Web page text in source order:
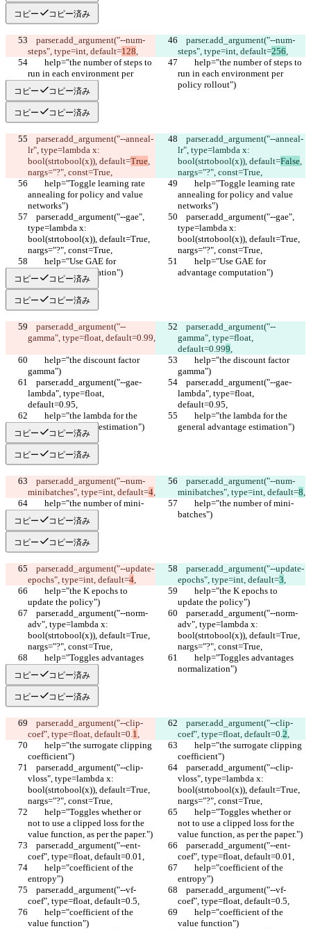
コピー コピー済み
steps", type=int, default=128,
steps", type=int, default=256,
run in each environment per
policy rollout")
run in each environment per
policy rollout")
コピー コピー済み
コピー コピー済み
lr", type=lambda x:
bool(strtobool(x)), default=True,
nargs="?", const=True,
lr", type=lambda x:
bool(strtobool(x)), default=False,
nargs="?", const=True,
annealing for policy and value
networks")
annealing for policy and value
networks")
type=lambda x:
bool(strtobool(x)), default=True,
nargs="?", const=True,
type=lambda x:
bool(strtobool(x)), default=True,
nargs="?", const=True,
advantage computation")
advantage computation")
コピー コピー済み
コピー コピー済み
gamma", type=float, default=0.99,
gamma", type=float,
default=0.999,
gamma")
gamma")
lambda", type=float,
default=0.95,
lambda", type=float,
default=0.95,
general advantage estimation")
general advantage estimation")
コピー コピー済み
コピー コピー済み
minibatches", type=int, default=4,
minibatches", type=int, default=8,
batches")
batches")
コピー コピー済み
コピー コピー済み
epochs", type=int, default=4,
epochs", type=int, default=3,
update the policy")
update the policy")
adv", type=lambda x:
bool(strtobool(x)), default=True,
nargs="?", const=True,
adv", type=lambda x:
bool(strtobool(x)), default=True,
nargs="?", const=True,
normalization")
normalization")
コピー コピー済み
コピー コピー済み
coef", type=float, default=0.1,
coef", type=float, default=0.2,
coefficient")
coefficient")
vloss", type=lambda x:
bool(strtobool(x)), default=True,
nargs="?", const=True,
vloss", type=lambda x:
bool(strtobool(x)), default=True,
nargs="?", const=True,
not to use a clipped loss for the
value function, as per the paper.")
not to use a clipped loss for the
value function, as per the paper.")
coef", type=float, default=0.01,
coef", type=float, default=0.01,
entropy")
entropy")
coef", type=float, default=0.5,
coef", type=float, default=0.5,
value function")
value function")